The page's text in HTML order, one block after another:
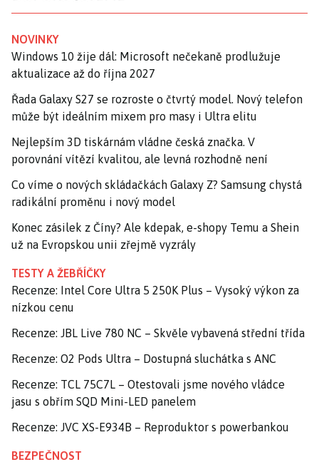
NOVINKY
Windows 10 žije dál: Microsoft nečekaně prodlužuje
aktualizace až do října 2027
Řada Galaxy S27 se rozroste o čtvrtý model. Nový telefon
může být ideálním mixem pro masy i Ultra elitu
Nejlepším 3D tiskárnám vládne česká značka. V
porovnání vítězí kvalitou, ale levná rozhodně není
Co víme o nových skládačkách Galaxy Z? Samsung chystá
radikální proměnu i nový model
Konec zásilek z Číny? Ale kdepak, e-shopy Temu a Shein
už na Evropskou unii zřejmě vyzrály
TESTY A ŽEBŘÍČKY
Recenze: Intel Core Ultra 5 250K Plus – Vysoký výkon za
nízkou cenu
Recenze: JBL Live 780 NC – Skvěle vybavená střední třída
Recenze: O2 Pods Ultra – Dostupná sluchátka s ANC
Recenze: TCL 75C7L – Otestovali jsme nového vládce
jasu s obřím SQD Mini-LED panelem
Recenze: JVC XS-E934B – Reproduktor s powerbankou
BEZPEČNOST